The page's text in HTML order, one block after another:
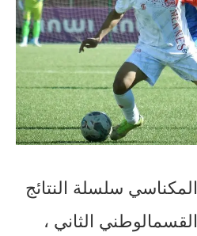
المكناسي سلسلة النتائج
القسمالوطني الثاني ،